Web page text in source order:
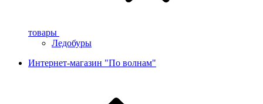
товары
Ледобуры
Интернет-магазин "По волнам"